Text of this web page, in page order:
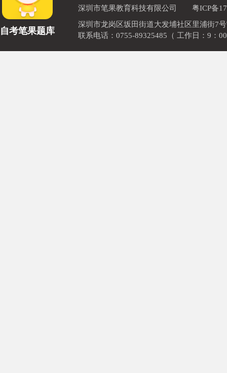
自考笔果题库
深圳市笔果教育科技有限公司
粤ICP备
深圳市龙岗区坂田街道大发埔社区里浦街7
联系电话：0755-89325485（ 工作日：9：